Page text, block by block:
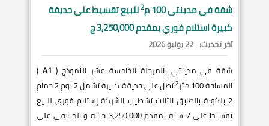
شقة فيمدينتي100 م 2للبيع تقسيط على حديقة
كبيرة استلام فوري بمقدم 3,250,000 ج
آخر تحديث: 22 يوليو 2026
شقة في مدينتي بالمرحلة الخامسة عشر النموذج ( A1
)
المساحة 100 متر
2
تطل على حديقة كبيرة تشمل 2 نوم 2 حمام
2 بلكونة بالطابق الثالث تشطيب الشركة إستلام فوري للبيع
تقسيط على 7 سنة بمقدم 3,250,000 جنيه و المتبقي على